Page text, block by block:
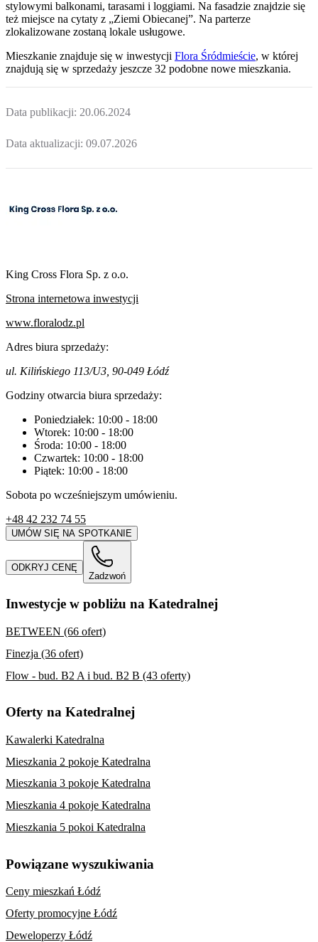
stylowymi balkonami, tarasami i loggiami. Na fasadzie znajdzie się
też miejsce na cytaty z „Ziemi Obiecanej”. Na parterze
zlokalizowane zostaną lokale usługowe.
Mieszkanie znajduje się w inwestycji Flora Śródmieście, w której
znajdują się w sprzedaży jeszcze 32 podobne nowe mieszkania.
Data publikacji: 20.06.2024
Data aktualizacji: 09.07.2026
King Cross Flora Sp. z o.o.
Strona internetowa inwestycji
www.floralodz.pl
Adres biura sprzedaży:
ul. Kilińskiego 113/U3, 90-049 Łódź
Godziny otwarcia biura sprzedaży:
Poniedziałek: 10:00 - 18:00
Wtorek: 10:00 - 18:00
Środa: 10:00 - 18:00
Czwartek: 10:00 - 18:00
Piątek: 10:00 - 18:00
Sobota po wcześniejszym umówieniu.
+48 42 232 74 55
UMÓW SIĘ NA SPOTKANIE
ODKRYJ CENĘ
Zadzwoń
Inwestycje w pobliżu na Katedralnej
BETWEEN (66 ofert)
Finezja (36 ofert)
Flow - bud. B2 A i bud. B2 B (43 oferty)
Oferty na Katedralnej
Kawalerki Katedralna
Mieszkania 2 pokoje Katedralna
Mieszkania 3 pokoje Katedralna
Mieszkania 4 pokoje Katedralna
Mieszkania 5 pokoi Katedralna
Powiązane wyszukiwania
Ceny mieszkań Łódź
Oferty promocyjne Łódź
Deweloperzy Łódź